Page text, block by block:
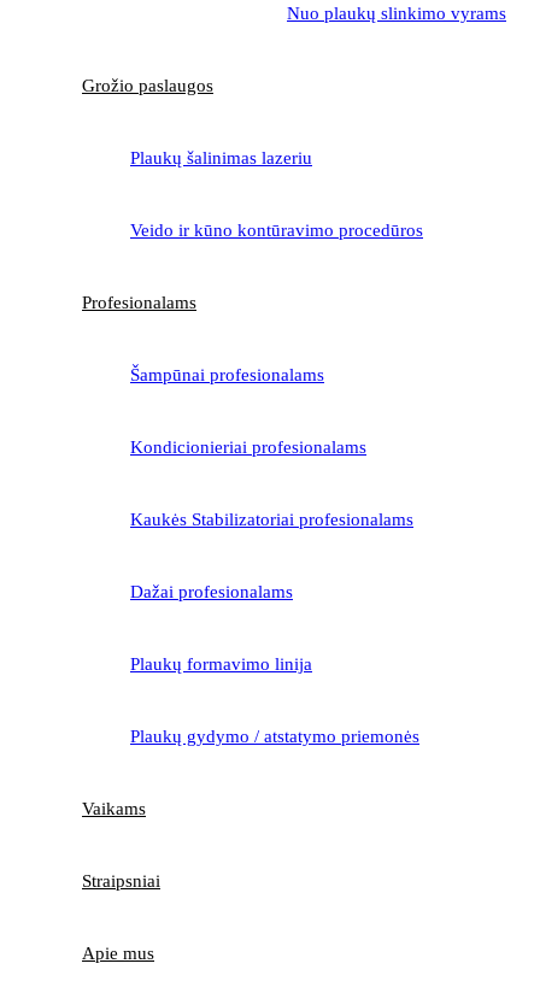
Nuo plaukų slinkimo vyrams
Grožio paslaugos
Plaukų šalinimas lazeriu
Veido ir kūno kontūravimo procedūros
Profesionalams
Šampūnai profesionalams
Kondicionieriai profesionalams
Kaukės Stabilizatoriai profesionalams
Dažai profesionalams
Plaukų formavimo linija
Plaukų gydymo / atstatymo priemonės
Vaikams
Straipsniai
Apie mus